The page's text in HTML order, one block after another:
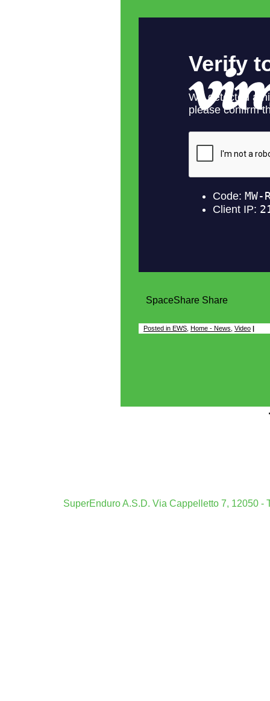
SpaceShare Share
Posted in EWS Home - News Video
SuperEnduro A.S.D. Via Cappelletto 7, 12050